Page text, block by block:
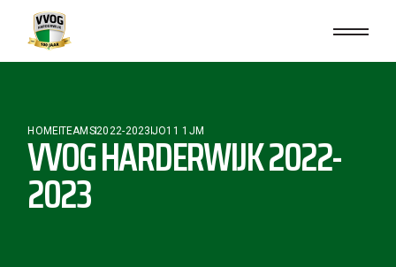
HOMETEAMS2022-2023 JO11 1JM
VVOG HARDERWIJK 2022-
2023